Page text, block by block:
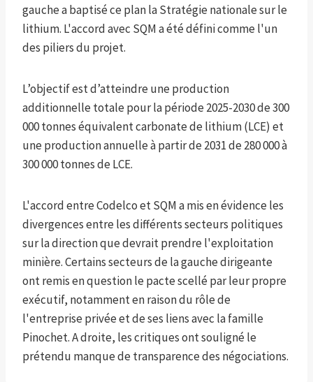
gauche a baptisé ce plan la Stratégie nationale sur le
lithium. L'accord avec SQM a été défini comme l'un
des piliers du projet.
L’objectif est d’atteindre une production
additionnelle totale pour la période 2025-2030 de 300
000 tonnes équivalent carbonate de lithium (LCE) et
une production annuelle à partir de 2031 de 280 000 à
300 000 tonnes de LCE.
L'accord entre Codelco et SQM a mis en évidence les
divergences entre les différents secteurs politiques
sur la direction que devrait prendre l'exploitation
minière. Certains secteurs de la gauche dirigeante
ont remis en question le pacte scellé par leur propre
exécutif, notamment en raison du rôle de
l'entreprise privée et de ses liens avec la famille
Pinochet. A droite, les critiques ont souligné le
prétendu manque de transparence des négociations.